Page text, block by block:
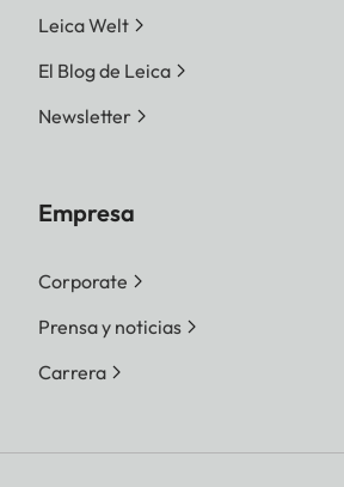
Leica Welt
El Blog de Leica
Newsletter
Empresa
Corporate
Prensa y noticias
Carrera